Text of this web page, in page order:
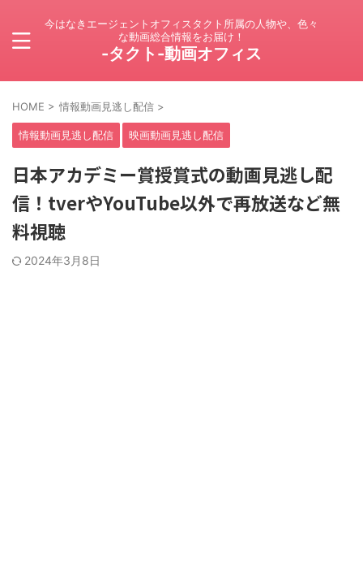
今はなきエージェントオフィスタクト所属の人物や、色々
な動画総合情報をお届け！
-タクト-動画オフィス
HOME > 情報動画見逃し配信 >
情報動画見逃し配信 映画動画見逃し配信
日本アカデミー賞授賞式の動画見逃し配
信！tverやYouTube以外で再放送など無
料視聴
2024年3月8日